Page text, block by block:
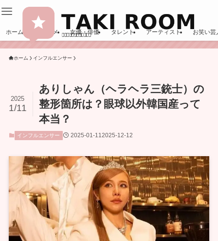
ホーム エンタメ 女優・俳優 タレント アーティスト お笑い芸
ホーム インフルエンサー
ありしゃん（ヘラヘラ三銃士）の
整形箇所は？眼球以外韓国産って
本当？
2025
1/11
インフルエンサー 2025-01-112025-12-12